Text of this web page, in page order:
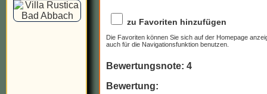
zu Favoriten hinzufügen
Die Favoriten können Sie sich auf der Homepage
auch für die Navigationsfunktion benutzen.
Bewertungsnote: 4
Bewertung: